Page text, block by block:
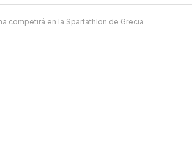
competirá en la Spartathlon de Grecia